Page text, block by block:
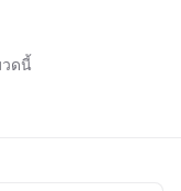
วดนี้